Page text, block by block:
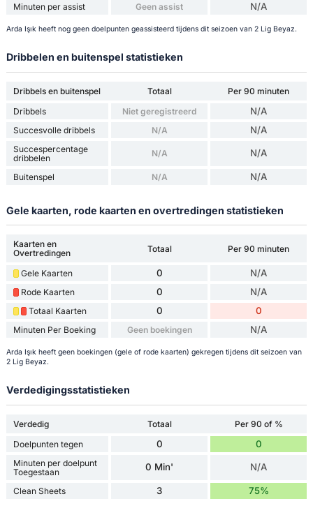
Minuten per assist Geen assist N/A
Arda Işık heeft nog geen doelpunten geassisteerd tijdens dit seizoen van 2 Lig Beyaz.
Dribbelen en buitenspel statistieken
Dribbels en buitenspel Totaal
Per 90 minuten
Dribbels
Niet geregistreerd N/A
Succesvolle dribbels N/A N/A
Succespercentage
dribbelen
N/A N/A
Buitenspel N/A N/A
Gele kaarten, rode kaarten en overtredingen statistieken
Kaarten en
Overtredingen
Totaal Per 90 minuten
Gele Kaarten 0 N/A
Rode Kaarten 0 N/A
Totaal Kaarten 0 0
Minuten Per Boeking Geen boekingen N/A
Arda Işık heeft geen boekingen (gele of rode kaarten) gekregen tijdens dit seizoen van
2 Lig Beyaz.
Verdedigingsstatistieken
Verdedig Totaal
Per 90 of %
Doelpunten tegen
0 0
Minuten per doelpunt
Toegestaan
0 Min' N/A
Clean Sheets 3 75%